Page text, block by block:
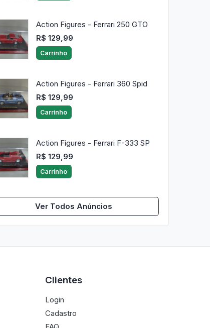
Action Figures - Ferrari 250 GTO
R$ 129,99
Carrinho
Action Figures - Ferrari 360 Spid
R$ 129,99
Carrinho
Action Figures - Ferrari F-333 SP
R$ 129,99
Carrinho
Ver Todos Anúncios
Clientes
Login
Cadastro